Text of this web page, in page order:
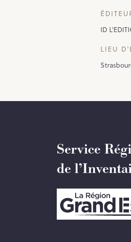
ID
LIEU
Service
de